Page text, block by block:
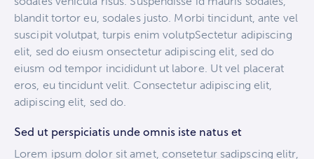
blandit tortor eu, sodales justo. Morbi tincidunt, ante vel
suscipit volutpat, turpis enim volutpSectetur adipiscing
elit, sed do eiusm onsectetur adipiscing elit, sed do
eiusm od tempor incididunt ut labore. Ut vel placerat
eros, eu tincidunt velit. Consectetur adipiscing elit,
adipiscing elit, sed do.
Sed ut perspiciatis unde omnis iste natus et
Lorem ipsum dolor sit amet, consetetur sadipscing elitr,